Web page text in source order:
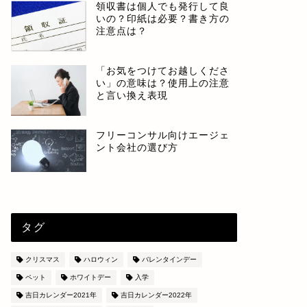
領収書は個人でも発行して良
いの？印紙は必要？書き方の
注意点は？
「お気をつけてお越しくださ
い」の意味は？使用上の注意
と言い換え表現
フリーコンサル向けエージェ
ント会社の選び方
タグ
クリスマス ハロウィン バレンタインデー
ペット ホワイトデー 入学
吉日カレンダー2021年 吉日カレンダー2022年